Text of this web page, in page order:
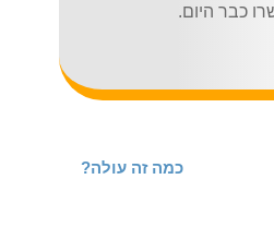
כבר היום.
כמה זה עולה?